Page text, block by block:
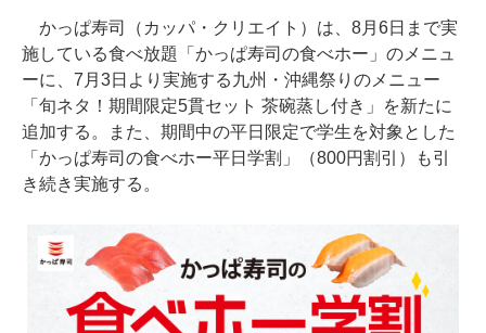
かっぱ寿司（カッパ・クリエイト）は、8月6日まで実
施している食べ放題「かっぱ寿司の食べホー」のメニュ
ーに、7月3日より実施する九州・沖縄祭りのメニュー
「旬ネタ！期間限定5貫セット 茶碗蒸し付き」を新たに
追加する。また、期間中の平日限定で学生を対象とした
「かっぱ寿司の食べホー平日学割」（800円割引）も引
き続き実施する。